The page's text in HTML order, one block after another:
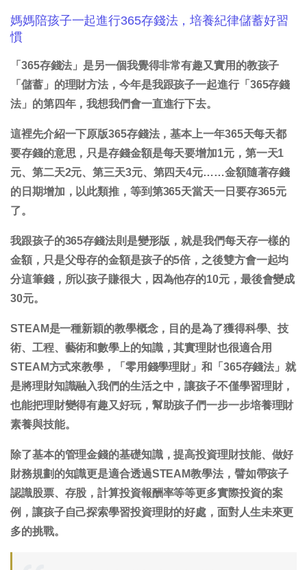
媽媽陪孩子一起進行365存錢法，培養紀律儲蓄好習
慣
「365存錢法」是另一個我覺得非常有趣又實用的教孩子
「儲蓄」的理財方法，今年是我跟孩子一起進行「365存錢
法」的第四年，我想我們會一直進行下去。
這裡先介紹一下原版365存錢法，基本上一年365天每天都
要存錢的意思，只是存錢金額是每天要增加1元，第一天1
元、第二天2元、第三天3元、第四天4元……金額隨著存錢
的日期增加，以此類推，等到第365天當天一日要存365元
了。
我跟孩子的365存錢法則是變形版，就是我們每天存一樣的
金額，只是父母存的金額是孩子的5倍，之後雙方會一起均
分這筆錢，所以孩子賺很大，因為他存的10元，最後會變成
30元。
STEAM是一種新穎的教學概念，目的是為了獲得科學、技
術、工程、藝術和數學上的知識，其實理財也很適合用
STEAM方式來教學，「零用錢學理財」和「365存錢法」就
是將理財知識融入我們的生活之中，讓孩子不僅學習理財，
也能把理財變得有趣又好玩，幫助孩子們一步一步培養理財
素養與技能。
除了基本的管理金錢的基礎知識，提高投資理財技能、做好
財務規劃的知識更是適合透過STEAM教學法，譬如帶孩子
認識股票、存股，計算投資報酬率等等更多實際投資的案
例，讓孩子自己探索學習投資理財的好處，面對人生未來更
多的挑戰。